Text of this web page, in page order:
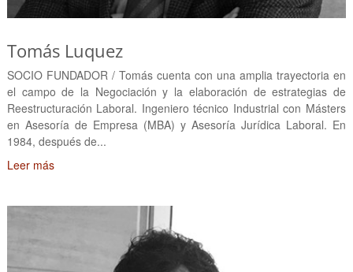
Tomás Luquez
SOCIO FUNDADOR / Tomás cuenta con una amplia trayectoria en
el campo de la Negociación y la elaboración de estrategias de
Reestructuración Laboral. Ingeniero técnico Industrial con Másters
en Asesoría de Empresa (MBA) y Asesoría Jurídica Laboral. En
1984, después de...
Leer más